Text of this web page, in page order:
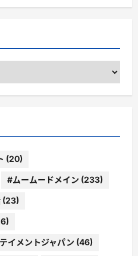
(20)
#ムームードメイン (233)
(23)
イメントジャパン (46)